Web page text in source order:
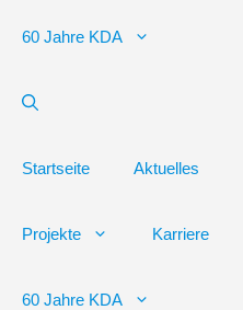
60 Jahre KDA
Startseite Aktuelles
Projekte Karriere
60 Jahre KDA